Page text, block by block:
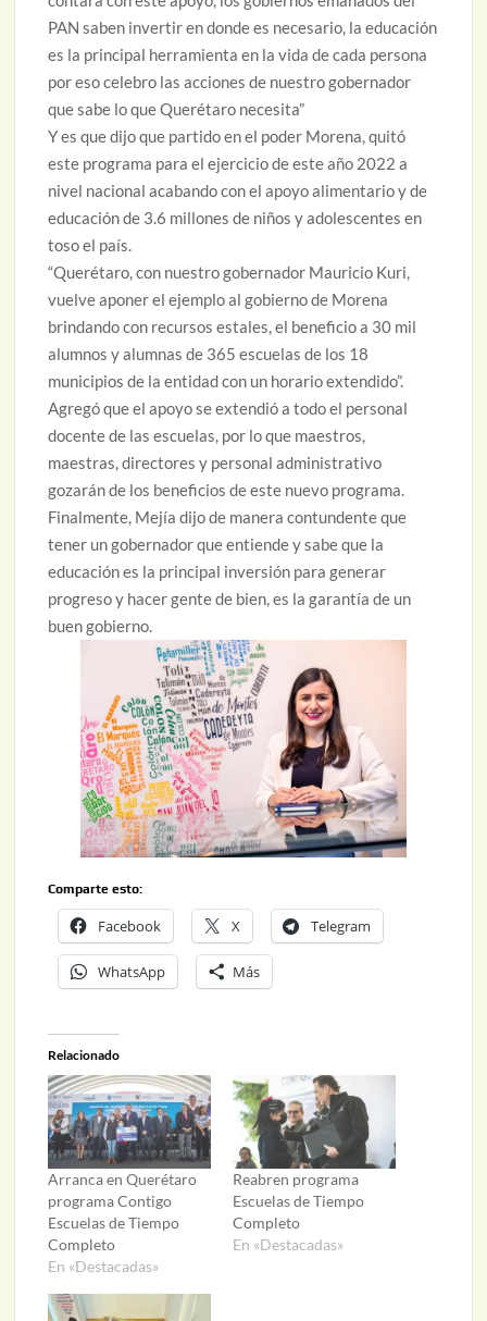
PAN saben invertir en donde es necesario, la educación
es la principal herramienta en la vida de cada persona
por eso celebro las acciones de nuestro gobernador
que sabe lo que Querétaro necesita”
Y es que dijo que partido en el poder Morena, quitó
este programa para el ejercicio de este año 2022 a
nivel nacional acabando con el apoyo alimentario y de
educación de 3.6 millones de niños y adolescentes en
toso el país.
“Querétaro, con nuestro gobernador Mauricio Kuri,
vuelve aponer el ejemplo al gobierno de Morena
brindando con recursos estales, el beneficio a 30 mil
alumnos y alumnas de 365 escuelas de los 18
municipios de la entidad con un horario extendido”.
Agregó que el apoyo se extendió a todo el personal
docente de las escuelas, por lo que maestros,
maestras, directores y personal administrativo
gozarán de los beneficios de este nuevo programa.
Finalmente, Mejía dijo de manera contundente que
tener un gobernador que entiende y sabe que la
educación es la principal inversión para generar
progreso y hacer gente de bien, es la garantía de un
buen gobierno.
Comparte esto:
Facebook X Telegram
WhatsApp Más
Relacionado
Arranca en Querétaro
programa Contigo
Escuelas de Tiempo
Completo
En «Destacadas»
Reabren programa
Escuelas de Tiempo
Completo
En «Destacadas»